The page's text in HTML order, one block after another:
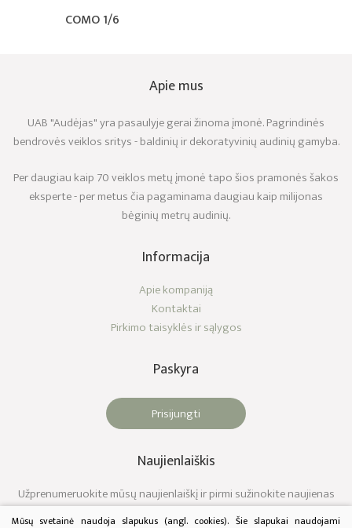
COMO 1/6
Apie mus
UAB "Audėjas" yra pasaulyje gerai žinoma įmonė. Pagrindinės
bendrovės veiklos sritys - baldinių ir dekoratyvinių audinių gamyba.
Per daugiau kaip 70 veiklos metų įmonė tapo šios pramonės šakos
eksperte - per metus čia pagaminama daugiau kaip milijonas
bėginių metrų audinių.
Informacija
Apie kompaniją
Kontaktai
Pirkimo taisyklės ir sąlygos
Paskyra
Prisijungti
Naujienlaiškis
Užprenumeruokite mūsų naujienlaiškį ir pirmi sužinokite naujienas
Mūsų svetainė naudoja slapukus (angl. cookies). Šie slapukai naudojami